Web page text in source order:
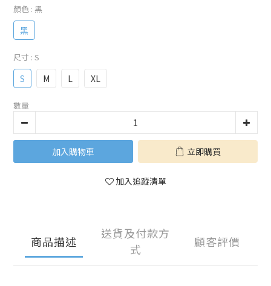
顏色 : 黑
黑
尺寸 : S
S M L XL
數量
加入購物車 立即購買
加入追蹤清單
商品描述
送貨及付款方
式
顧客評價